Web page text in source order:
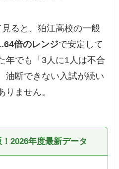
ると、狛江高校の一般
倍のレンジで安定して
年でも「3人に1人は不合
油断できない入試が続い
りません。
2026年度最新データ